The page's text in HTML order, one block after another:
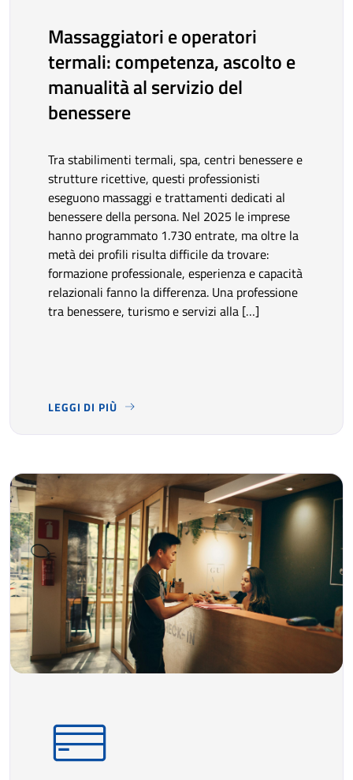
Massaggiatori e operatori
termali: competenza, ascolto e
manualità al servizio del
benessere
Tra stabilimenti termali, spa, centri benessere e
strutture ricettive, questi professionisti
eseguono massaggi e trattamenti dedicati al
benessere della persona. Nel 2025 le imprese
hanno programmato 1.730 entrate, ma oltre la
metà dei profili risulta difficile da trovare:
formazione professionale, esperienza e capacità
relazionali fanno la differenza. Una professione
tra benessere, turismo e servizi alla […]
LEGGI DI PIÙ
TRA STABILIMENTI TERMALI, SPA, CENTRI BENESSERE